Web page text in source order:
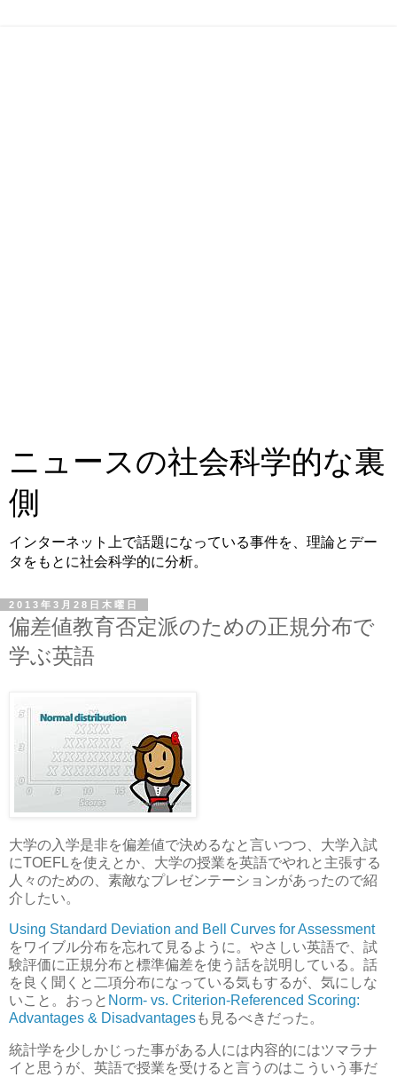
ニュースの社会科学的な裏
側
インターネット上で話題になっている事件を、理論とデー
タをもとに社会科学的に分析。
2013年3月28日木曜日
偏差値教育否定派のための正規分布で
学ぶ英語
大学の入学是非を偏差値で決めるなと言いつつ、大学入試
にTOEFLを使えとか、大学の授業を英語でやれと主張する
人々のための、素敵なプレゼンテーションがあったので紹
介したい。
Using Standard Deviation and Bell Curves for Assessment
をワイブル分布を忘れて見るように。やさしい英語で、試
験評価に正規分布と標準偏差を使う話を説明している。話
を良く聞くと二項分布になっている気もするが、気にしな
いこと。おっと Norm- vs. Criterion-Referenced Scoring:
Advantages & Disadvantagesも見るべきだった。
統計学を少しかじった事がある人には内容的にはツマラナ
イと思うが、英語で授業を受けると言うのはこういう事だ